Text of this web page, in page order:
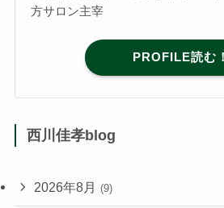
方サロン主宰
PROFILE読む！
西川佳孝blog
2026年8月 (9)